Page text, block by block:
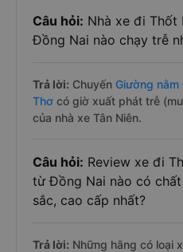
Câu hỏi: Nhà xe đi
Đồng Nai nào chạy trễ
Trả lời: Chuyến Giường
Thơ có giờ xuất phát trễ
của nhà xe Tân Niên.
Câu hỏi: Review xe đi
từ Đồng Nai nào có
sắc, cao cấp nhất?
Trả lời: Những hãng có loại